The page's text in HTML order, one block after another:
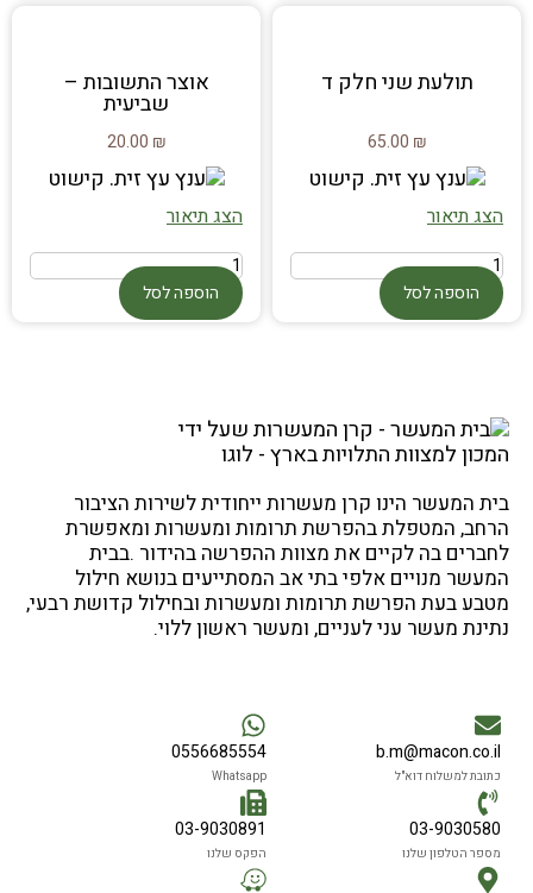
תולעת שני חלק ד
₪
הצג תיאור
הוספה לסל
אוצר התשובות –
שביעית
₪
הצג תיאור
הוספה לסל
בית המעשר הינו קרן מעשרות ייחודית לשירות הציבור
הרחב, המטפלת בהפרשת תרומות ומעשרות ומאפשרת
לחברים בה לקיים את מצוות ההפרשה בהידור .בבית
המעשר מנויים אלפי בתי אב המסתייעים בנושא חילול
מטבע בעת הפרשת תרומות ומעשרות ובחילול קדושת רבעי,
נתינת מעשר עני לעניים, ומעשר ראשון ללוי.
b.m@macon.co.il
כתובת למשלוח דוא"ל
0556685554
Whatsapp
03-9030580
מספר הטלפון שלנו
03-9030891
הפקס שלנו